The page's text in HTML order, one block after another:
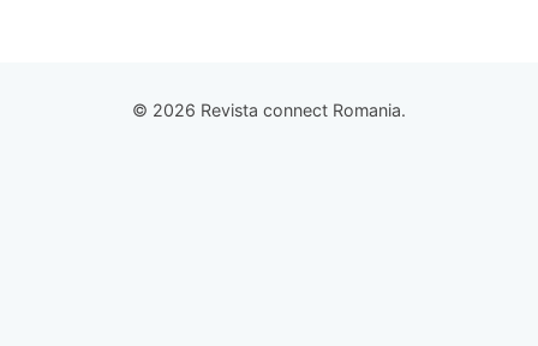
© 2026 Revista connect Romania.